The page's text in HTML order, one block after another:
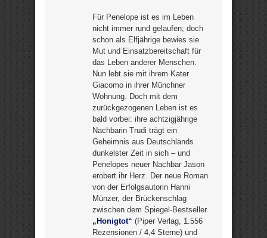
Für Penelope ist es im Leben
nicht immer rund gelaufen; doch
schon als Elfjährige bewies sie
Mut und Einsatzbereitschaft für
das Leben anderer Menschen.
Nun lebt sie mit ihrem Kater
Giacomo in ihrer Münchner
Wohnung. Doch mit dem
zurückgezogenen Leben ist es
bald vorbei: ihre achtzigjährige
Nachbarin Trudi trägt ein
Geheimnis aus Deutschlands
dunkelster Zeit in sich – und
Penelopes neuer Nachbar Jason
erobert ihr Herz. Der neue Roman
von der Erfolgsautorin Hanni
Münzer, der Brückenschlag
zwischen dem Spiegel-Bestseller
„Honigtot“ (Piper Verlag, 1.556
Rezensionen / 4,4 Sterne) und